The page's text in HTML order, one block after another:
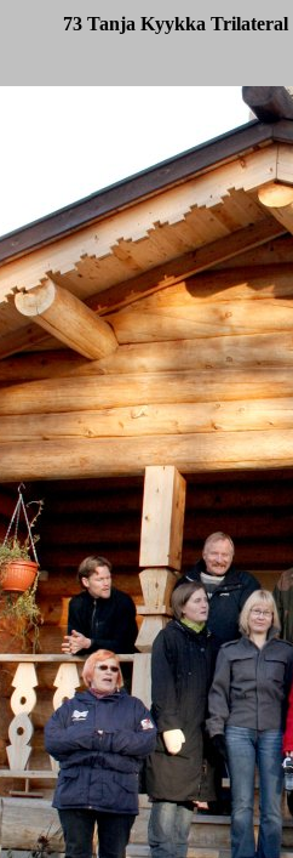
73 Tanja Kyykka Trilateral